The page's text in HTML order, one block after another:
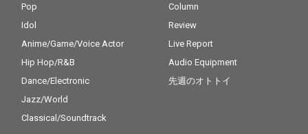
Pop
Idol
Anime/Game/Voice Actor
Hip Hop/R&B
Dance/Electronic
Jazz/World
Classical/Soundtrack
Column
Review
Live Report
Audio Equipment
先週のオトトイ